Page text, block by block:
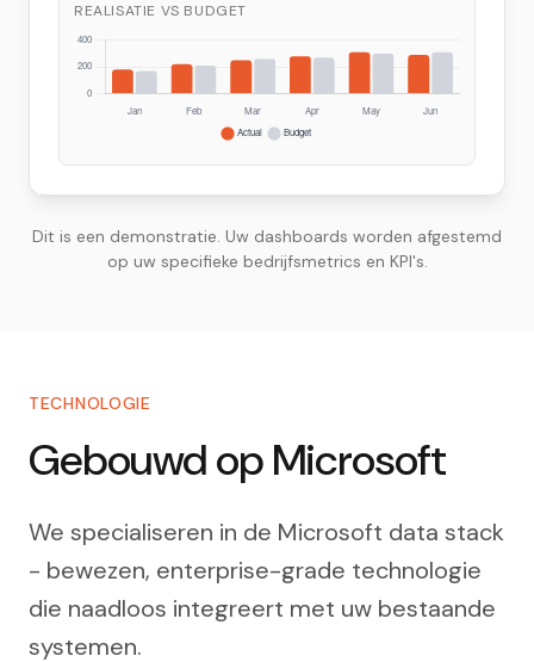
REALISATIE VS BUDGET
Dit is een demonstratie. Uw dashboards worden afgestemd
op uw specifieke bedrijfsmetrics en KPI's.
TECHNOLOGIE
Gebouwd op Microsoft
We specialiseren in de Microsoft data stack
- bewezen, enterprise-grade technologie
die naadloos integreert met uw bestaande
systemen.